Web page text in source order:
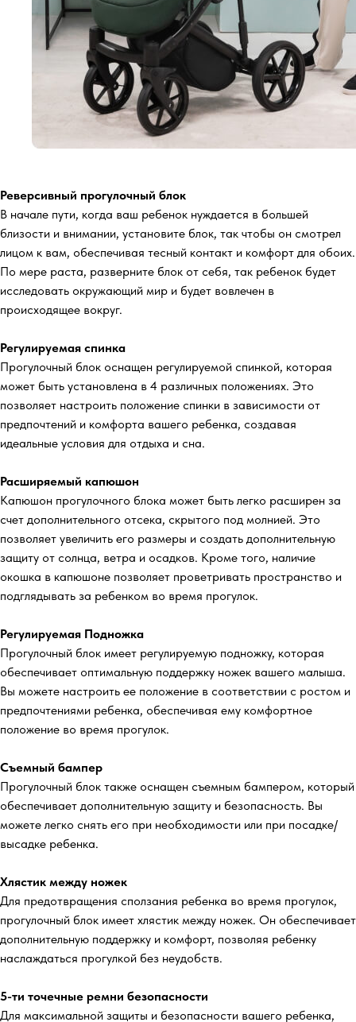
Реверсивный прогулочный блок
В начале пути, когда ваш ребенок нуждается в большей
близости и внимании, установите блок, так чтобы он смотрел
лицом к вам, обеспечивая тесный контакт и комфорт для обоих.
По мере раста, разверните блок от себя, так ребенок будет
исследовать окружающий мир и будет вовлечен в
происходящее вокруг.
Регулируемая спинка
Прогулочный блок оснащен регулируемой спинкой, которая
может быть установлена в 4 различных положениях. Это
позволяет настроить положение спинки в зависимости от
предпочтений и комфорта вашего ребенка, создавая
идеальные условия для отдыха и сна.
Расширяемый капюшон
Капюшон прогулочного блока может быть легко расширен за
счет дополнительного отсека, скрытого под молнией. Это
позволяет увеличить его размеры и создать дополнительную
защиту от солнца, ветра и осадков. Кроме того, наличие
окошка в капюшоне позволяет проветривать пространство и
подглядывать за ребенком во время прогулок.
Регулируемая Подножка
Прогулочный блок имеет регулируемую подножку, которая
обеспечивает оптимальную поддержку ножек вашего малыша.
Вы можете настроить ее положение в соответствии с ростом и
предпочтениями ребенка, обеспечивая ему комфортное
положение во время прогулок.
Съемный бампер
Прогулочный блок также оснащен съемным бампером, который
обеспечивает дополнительную защиту и безопасность. Вы
можете легко снять его при необходимости или при посадке/
высадке ребенка.
Хлястик между ножек
Для предотвращения сползания ребенка во время прогулок,
прогулочный блок имеет хлястик между ножек. Он обеспечивает
дополнительную поддержку и комфорт, позволяя ребенку
наслаждаться прогулкой без неудобств.
5-ти точечные ремни безопасности
Для максимальной защиты и безопасности вашего ребенка,